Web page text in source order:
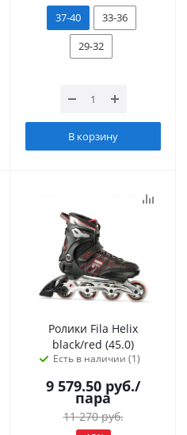
37-40
33-36
29-32
В корзину
Ролики Fila Helix
black/red (45.0)
Есть в наличии (1)
9 579.50 руб./
пара
11 270руб.